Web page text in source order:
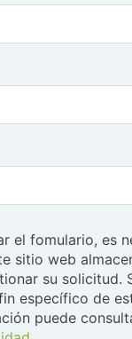
el fomulario, es
sitio web
su solicitud.
específico de
puede